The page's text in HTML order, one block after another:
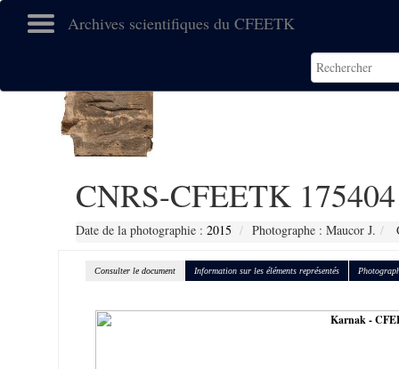
Archives scientifiques du CFEETK
CNRS-CFEETK 175404
Date de la photographie : 2015 Photographe : Maucor J.
Consulter le document Information sur les éléments représentés